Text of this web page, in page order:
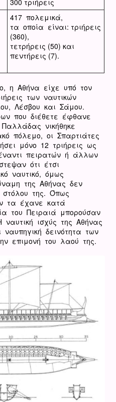
300 τριήρεις
417 πολεμικά,
τα οποία είναι: τριήρεις
(360),
τετρήρεις (50) και
πεντήρεις (7).
η Αθήνα είχε υπό τον
των ναυτικών
Λέσβου και Σάμου.
που διέθετε έφθανε
νικήθηκε
πόλεμο, οι Σπαρτιάτες
μόνο 12 τριήρεις ως
πειρατών ή άλλων
ότι έτσι
ναυτικό, όμως
της Αθήνας δεν
της. Όπως
τα έχανε κατά
του Πειραιά μπορούσαν
ισχύς της Αθήνας
ναυπηγική δεινότητα των
επιμονή του λαού της.